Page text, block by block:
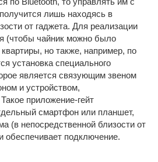
лишь находясь в
от гаджета. Для реализации
(чтобы чайник можно было
но также, например, по
установка специального
является связующим звеном
и устройством,
приложение-гейт
смартфон или планшет,
(в непосредственной близости от
обеспечивает подключение.